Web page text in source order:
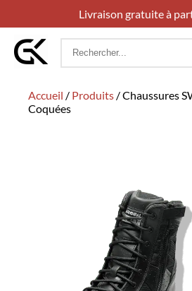
Livraison gratuite à
Rechercher
Accueil / Produits /Chaussures
Coquées